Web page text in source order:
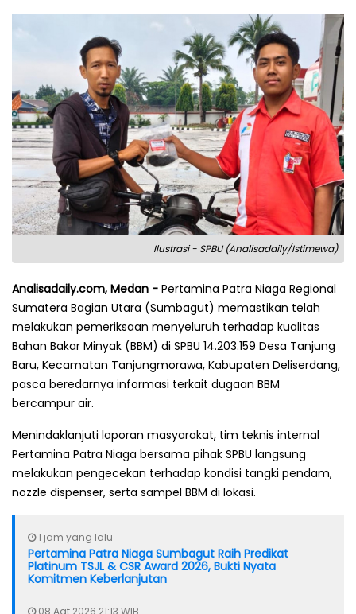
Ilustrasi - SPBU (Analisadaily/Istimewa)
Analisadaily.com, Medan - Pertamina Patra Niaga Regional
Sumatera Bagian Utara (Sumbagut) memastikan telah
melakukan pemeriksaan menyeluruh terhadap kualitas
Bahan Bakar Minyak (BBM) di SPBU 14.203.159 Desa Tanjung
Baru, Kecamatan Tanjungmorawa, Kabupaten Deliserdang,
pasca beredarnya informasi terkait dugaan BBM
bercampur air.
Menindaklanjuti laporan masyarakat, tim teknis internal
Pertamina Patra Niaga bersama pihak SPBU langsung
melakukan pengecekan terhadap kondisi tangki pendam,
nozzle dispenser, serta sampel BBM di lokasi.
1 jam yang lalu
Pertamina Patra Niaga Sumbagut Raih Predikat
Platinum TSJL & CSR Award 2026, Bukti Nyata
Komitmen Keberlanjutan